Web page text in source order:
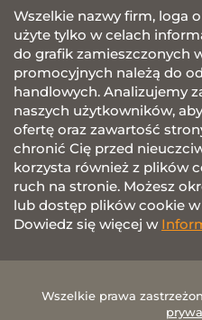
Wszelkie nazwy firm, loga
użyte tylko w celach
do grafik zamieszczonych
promocyjnych należą do
handlowych. Analizujemy
naszych użytkowników,
ofertę oraz zawartość
chronić Cię przed
korzysta również z plików
ruch na stronie. Możesz
lub dostęp plików cookie
Dowiedz się więcej w
Wszelkie prawa